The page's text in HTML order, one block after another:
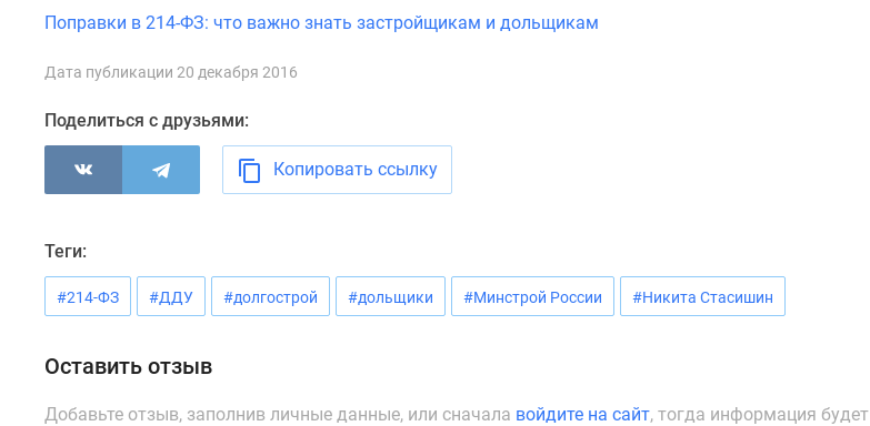
калькулятор
ипотека
ипотека
недвижимости
эксперта
Аналитика
Покупателю
новостроек
Поправки в 214-ФЗ: что важно знать застройщикам и дольщикам
Дата публикации 20 декабря 2016
Поделиться с друзьями:
Копировать ссылку
Теги:
#214-ФЗ #ДДУ #долгострой #дольщики #Минстрой России #Никита Стасишин
Оставить отзыв
Добавьте отзыв, заполнив личные данные, или сначала войдите на сайт, тогда информация будет